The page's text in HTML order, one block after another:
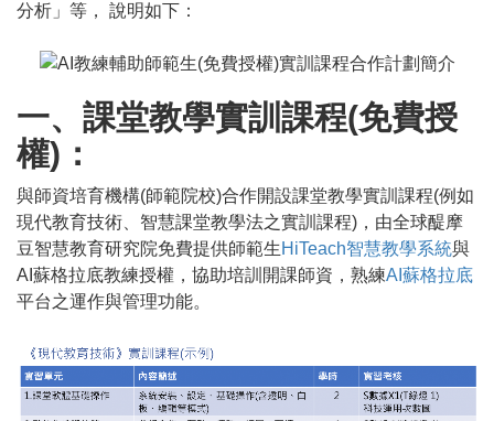
分析」等， 說明如下：
一、課堂教學實訓課程(免費授
權)：
與師資培育機構(師範院校)合作開設課堂教學實訓課程(例如
現代教育技術、智慧課堂教學法之實訓課程)，由全球醍摩
豆智慧教育研究院免費提供師範生HiTeach智慧教學系統與
AI蘇格拉底教練授權，協助培訓開課師資，熟練AI蘇格拉底
平台之運作與管理功能。